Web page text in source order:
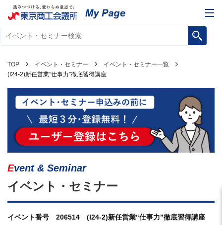
TOP イベント・セミナー
イベント・セミナー一覧
(I24-2)新任営業“仕事力”徹底習得講座
Event & Seminar
イベント・セミナー
イベント番号 206514 (I24-2)新任営業“仕事力”徹底習得講座